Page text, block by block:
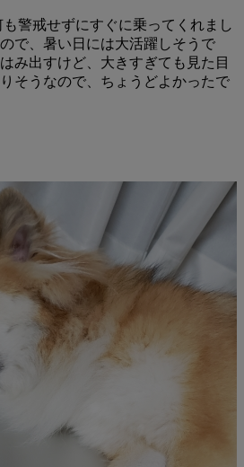
も警戒せずにすぐに乗ってくれまし
で、暑い日には大活躍しそうで
み出すけど、大きすぎても見た目
そうなので、ちょうどよかったで